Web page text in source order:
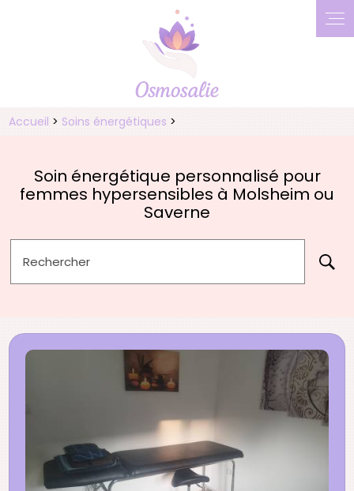
Accueil > Soins énergétiques >
Soin énergétique personnalisé pour
femmes hypersensibles à Molsheim ou
Saverne
Rechercher